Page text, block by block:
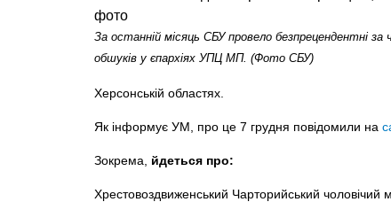
За останній місяць СБУ провело безпрецендентні
обшуків у єпархіях УПЦ МП. (Фото СБУ)
Херсонській областях.
Як інформує УМ, про це 7 грудня повідомили на
Зокрема, йдеться про:
Хрестовоздвиженський Чарторийський